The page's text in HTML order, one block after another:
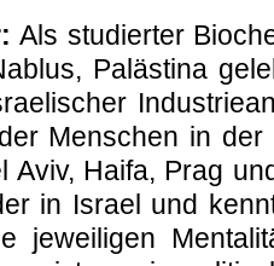
Als studierter
Palästina
Menschen in
Aviv, Haifa, Prag
in Israel und
jeweiligen